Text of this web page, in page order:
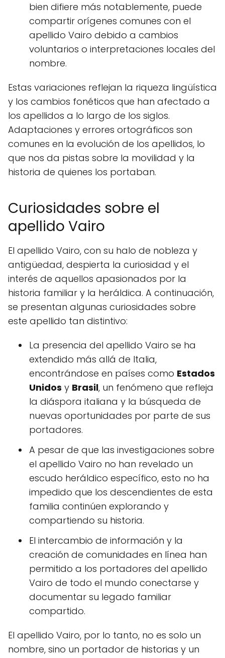
bien difiere más notablemente, puede
compartir orígenes comunes con el
apellido Vairo debido a cambios
voluntarios o interpretaciones locales del
nombre.
Estas variaciones reflejan la riqueza lingüística
y los cambios fonéticos que han afectado a
los apellidos a lo largo de los siglos.
Adaptaciones y errores ortográficos son
comunes en la evolución de los apellidos, lo
que nos da pistas sobre la movilidad y la
historia de quienes los portaban.
Curiosidades sobre el
apellido Vairo
El apellido Vairo, con su halo de nobleza y
antigüedad, despierta la curiosidad y el
interés de aquellos apasionados por la
historia familiar y la heráldica. A continuación,
se presentan algunas curiosidades sobre
este apellido tan distintivo:
La presencia del apellido Vairo se ha
extendido más allá de Italia,
encontrándose en países como Estados
Unidos y Brasil, un fenómeno que refleja
la diáspora italiana y la búsqueda de
nuevas oportunidades por parte de sus
portadores.
A pesar de que las investigaciones sobre
el apellido Vairo no han revelado un
escudo heráldico específico, esto no ha
impedido que los descendientes de esta
familia continúen explorando y
compartiendo su historia.
El intercambio de información y la
creación de comunidades en línea han
permitido a los portadores del apellido
Vairo de todo el mundo conectarse y
documentar su legado familiar
compartido.
El apellido Vairo, por lo tanto, no es solo un
nombre, sino un portador de historias y un